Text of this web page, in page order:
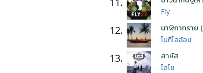
Fly
12. นาฬิกาทราย
โบกี้ไลอ้อน
13. สาหัส
โลโซ